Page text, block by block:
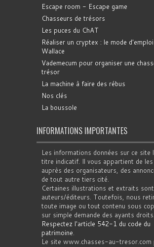
Escape room - Escape game
Chasseurs de trésors
Les puces du ChAT
Réaliser un cryptex : le mode
Wallace
Vademecum pour organiser une
trésor
La machine à faire des rébus
Nos clés
La boussole
INFORMATIONS IMPORTANTES
Les informations données sur ce site
titre indicatif. Il vous appartient de
auprès des organisateurs, des
de tout autre tiers cité.
Certaines illustrations et extraits
auteurs/éditeurs. Toutefois, nous
toute image ou tout contenu sous
sur simple demande des ayants droits.
Respectez l'article 542-1 du code du
patrimoine.
Le site www.chasses-au-tresor.com